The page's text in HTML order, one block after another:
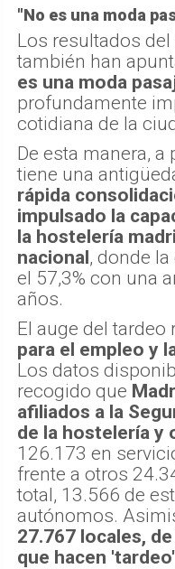
"No es una moda
Los resultados
también han
es una moda
profundamente
cotidiana de la
De esta manera, a
tiene una
rápida
impulsado la
la hostelería
nacional, donde
el 57,3% con una
años.
El auge del tardeo
para el empleo y
Los datos
recogido que
afiliados a la
de la hostelería y
126.173 en
frente a otros
total, 13.566 de
autónomos.
27.767 locales,
que hacen 'tardeo'